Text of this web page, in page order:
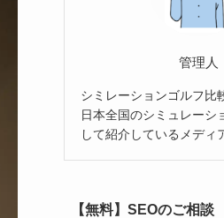
管理人
シミレーションゴルフ比
日本全国のシミュレーシ
して紹介しているメディ
【無料】SEOのご相談